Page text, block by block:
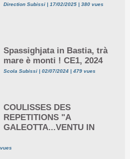
Direction Subissi | 17/02/2025 | 380 vues
Spassighjata in Bastia, trà
mare è monti ! CE1, 2024
Scola Subissi | 02/07/2024 | 479 vues
COULISSES DES
REPETITIONS "A
GALEOTTA...VENTU IN